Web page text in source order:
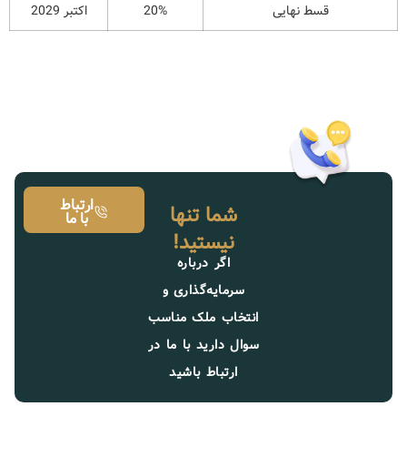
قسط نهایی
20% اکتبر 2029
شما تنها
نیستید!
اگر درباره
سرمایه‌گذاری و
انتخاب ملک مناسب
سوال دارید با ما در
ارتباط باشید
ارتباط
با ما